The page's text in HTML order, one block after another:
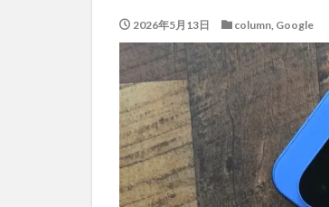
2026年5月13日 column, Google